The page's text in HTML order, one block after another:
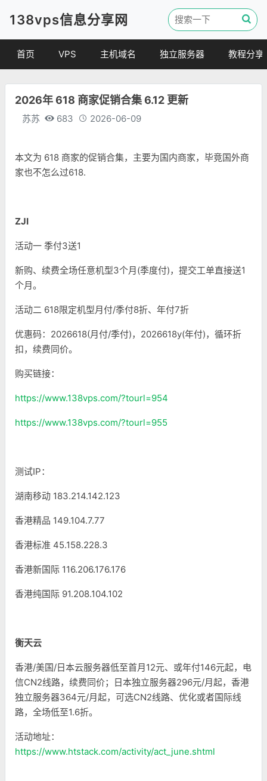
138vps信息分享网
首页 VPS
便宜VPS
VPS评测
主机域名
虚拟主机
独立服务器 教程分享
2026年 618 商家促销合集 6.12 更新
苏苏 683 2026-06-09
本文为 618 商家的促销合集，主要为国内商家，毕竟国外商
家也不怎么过618.
ZJI
活动一 季付3送1
新购、续费全场任意机型3个月(季度付)，提交工单直接送1
个月。
活动二 618限定机型月付/季付8折、年付7折
优惠码：2026618(月付/季付)，2026618y(年付)，循环折
扣，续费同价。
购买链接：
https://www.138vps.com/?tourl=954
https://www.138vps.com/?tourl=955
测试IP：
湖南移动 183.214.142.123
香港精品 149.104.7.77
香港标准 45.158.228.3
香港新国际 116.206.176.176
香港纯国际 91.208.104.102
衡天云
香港/美国/日本云服务器低至首月12元、或年付146元起，电
信CN2线路，续费同价；日本独立服务器296元/月起，香港
独立服务器364元/月起，可选CN2线路、优化或者国际线
路，全场低至1.6折。
活动地址：
https://www.htstack.com/activity/act_june.shtml